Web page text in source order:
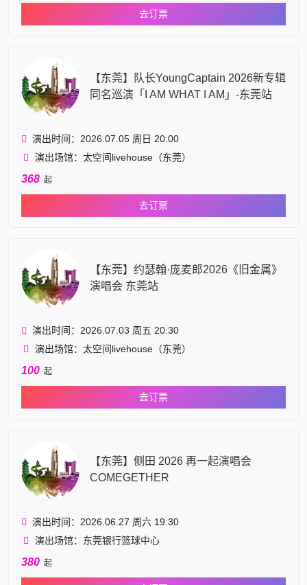
去订票
【东莞】队长YoungCaptain 2026新专辑
同名巡演「I AM WHAT I AM」-东莞站
演出时间：2026.07.05 周日 20:00
演出场馆：太空间livehouse（东莞）
368 起
去订票
【东莞】约瑟翰·庞麦郎2026《旧金属》
演唱会 东莞站
演出时间：2026.07.03 周五 20:30
演出场馆：太空间livehouse（东莞）
100 起
去订票
【东莞】侧田 2026 再一起演唱会
COMEGETHER
演出时间：2026.06.27 周六 19:30
演出场馆：东莞银行篮球中心
380 起